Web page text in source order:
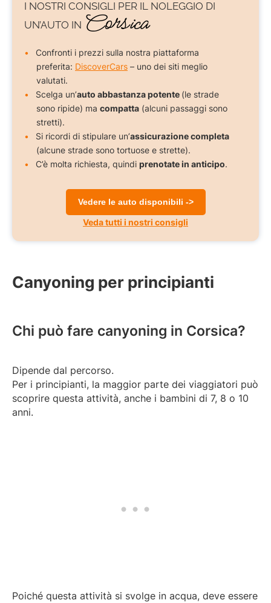
I NOSTRI CONSIGLI PER IL NOLEGGIO DI
UN’AUTO IN Corsica
Confronti i prezzi sulla nostra piattaforma
preferita: DiscoverCars – uno dei siti meglio
valutati.
Scelga un’auto abbastanza potente (le strade
sono ripide) ma compatta (alcuni passaggi sono
stretti).
Si ricordi di stipulare un’assicurazione completa
(alcune strade sono tortuose e strette).
C’è molta richiesta, quindi prenotate in anticipo.
Vedere le auto disponibili ->
Veda tutti i nostri consigli
Canyoning per principianti
Chi può fare canyoning in Corsica?
Dipende dal percorso.
Per i principianti, la maggior parte dei viaggiatori può
scoprire questa attività, anche i bambini di 7, 8 o 10
anni.
Poiché questa attività si svolge in acqua, deve essere